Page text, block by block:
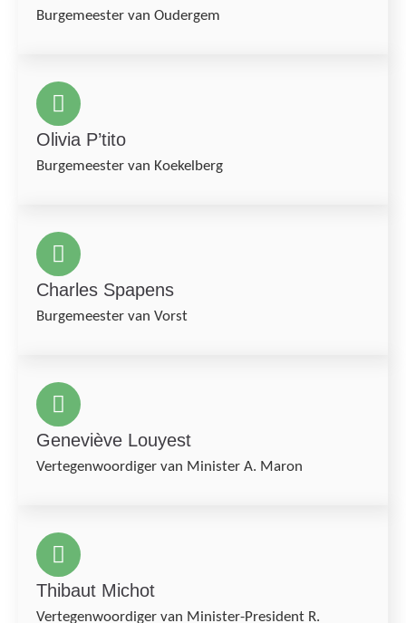
Burgemeester van Oudergem
Olivia P’tito
Burgemeester van Koekelberg
Charles Spapens
Burgemeester van Vorst
Geneviève Louyest
Vertegenwoordiger van Minister A. Maron
Thibaut Michot
Vertegenwoordiger van Minister-President R.